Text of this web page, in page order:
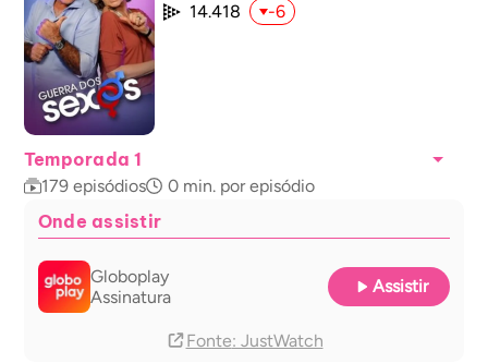
14.418
-6
Temporada 1
179 episódios 0 min. por episódio
Onde assistir
Globoplay
Assinatura
Assistir
Fonte: JustWatch